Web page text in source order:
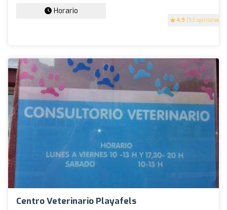
4.9 (53 opiniones)
Horario
Centro Veterinario Playafels